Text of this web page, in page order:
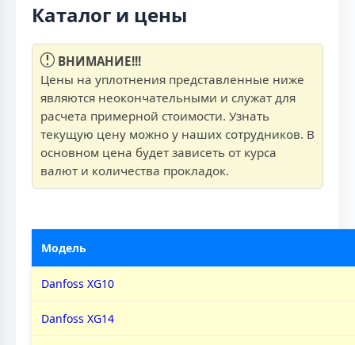
Каталог и цены
ВНИМАНИЕ!!!
Цены на уплотнения представленные ниже
являются неокончательными и служат для
расчета примерной стоимости. Узнать
текущую цену можно у наших сотрудников. В
основном цена будет зависеть от курса
валют и количества прокладок.
Модель
Danfoss XG10
Danfoss XG14